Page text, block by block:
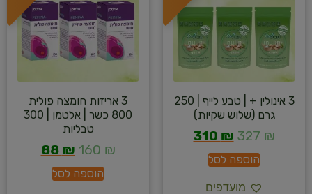
3 אינולין + | טבע לייף | 250
גרם (שלוש שקיות)
327 ₪
310 ₪
הוספה לסל
מועדפים
3 אריזות חומצה פולית
800 כשר | אלטמן | 300
טבליות
160 ₪
88 ₪
הוספה לסל